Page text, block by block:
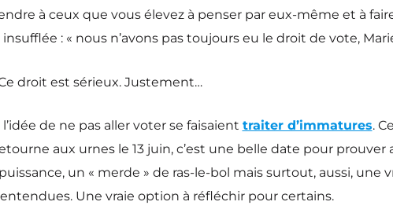
à ceux que vous élevez à penser par eux-même et à
: « nous n’avons pas toujours eu le droit de vote,
droit est sérieux. Justement…
de ne pas aller voter se faisaient traiter d’immatures.
aux urnes le 13 juin, c’est une belle date pour prouver
un « merde » de ras-le-bol mais surtout, aussi, une
Une vraie option à réfléchir pour certains.